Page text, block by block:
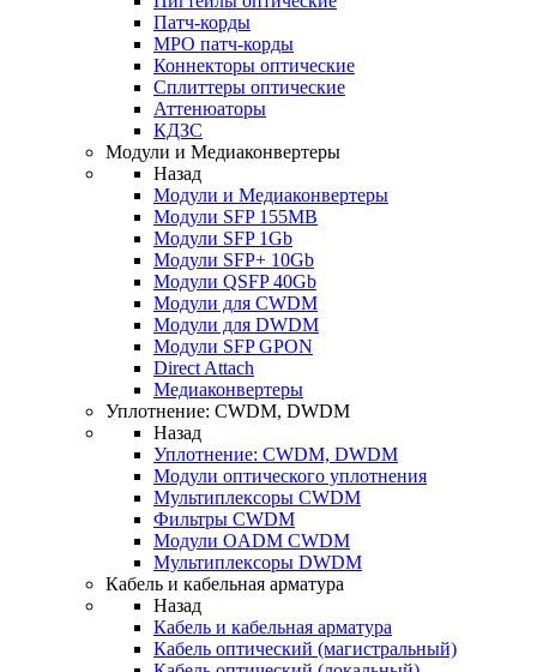
Патч-корды
MPO патч-корды
Коннекторы оптические
Сплиттеры оптические
Аттенюаторы
КДЗС
Модули и Медиаконвертеры
Назад
Модули и Медиаконвертеры
Модули SFP 155MB
Модули SFP 1Gb
Модули SFP+ 10Gb
Модули QSFP 40Gb
Модули для CWDM
Модули для DWDM
Модули SFP GPON
Direct Attach
Медиаконвертеры
Уплотнение: CWDM, DWDM
Назад
Уплотнение: CWDM, DWDM
Модули оптического уплотнения
Мультиплексоры CWDM
Фильтры CWDM
Модули OADM CWDM
Мультиплексоры DWDM
Кабель и кабельная арматура
Назад
Кабель и кабельная арматура
Кабель оптический (магистральный)